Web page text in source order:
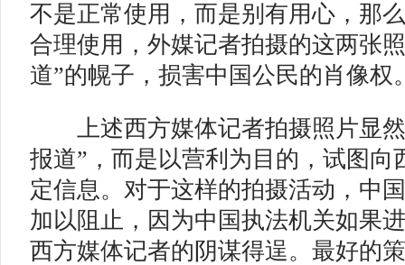
不是正常使用，而是别有用心，那
合理使用，外媒记者拍摄的这两张
道”的幌子，损害中国公民的肖像权
上述西方媒体记者拍摄照片显然
报道”，而是以营利为目的，试图向
定信息。对于这样的拍摄活动，中
加以阻止，因为中国执法机关如果
西方媒体记者的阴谋得逞。最好的